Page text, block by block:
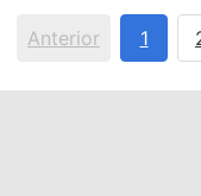
Anterior 1